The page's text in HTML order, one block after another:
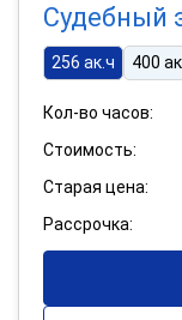
Судебный
256 ак.ч 400
Кол-во часов:
Стоимость:
Старая цена:
Рассрочка: